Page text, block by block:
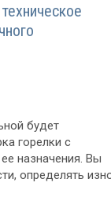
будет
горелки с
назначения. Вы
определять